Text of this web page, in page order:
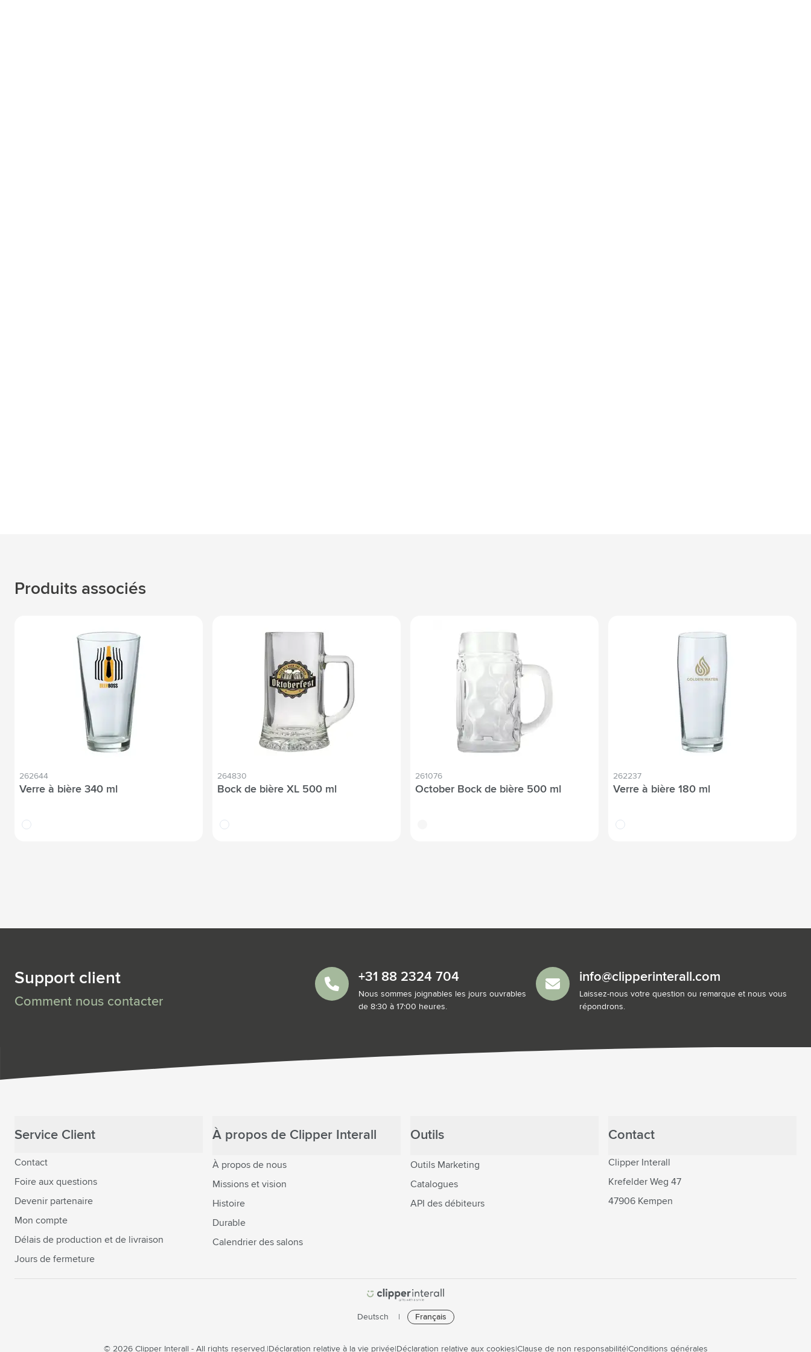
Produits associés
262644
Verre à bière 340 ml
translucide
264830
Bock de bière XL 500 ml
translucide
261076
October Bock de bière 500 ml
262237
Verre à bière 180 ml
translucide
Support client
Comment nous contacter
+31 88 2324 704
Nous sommes joignables les jours ouvrables
de 8:30 à 17:00 heures.
info@clipperinterall.com
Laissez-nous votre question ou remarque et nous vous
répondrons.
Service Client
Contact
Foire aux questions
Devenir partenaire
Mon compte
Délais de production et de livraison
Jours de fermeture
À propos de Clipper Interall
À propos de nous
Missions et vision
Histoire
Durable
Calendrier des salons
Outils
Outils Marketing
Catalogues
API des débiteurs
Contact
Clipper Interall
Krefelder Weg 47
47906 Kempen
Deutsch Français
© 2026 Clipper Interall - All rights reserved. Déclaration relative à la vie privée Déclaration relative aux cookies Clause de non responsabilité Conditions générales